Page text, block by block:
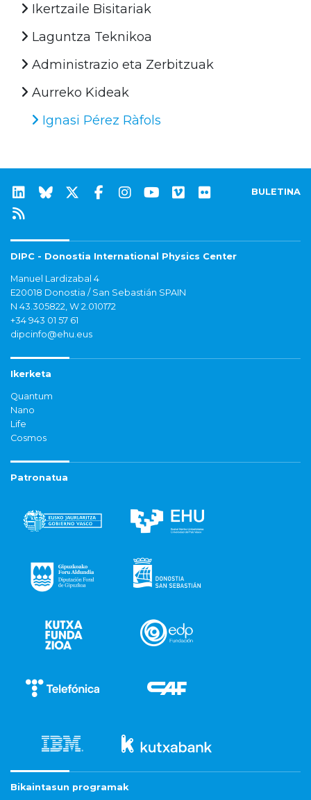
Ikertzaile Bisitariak
Laguntza Teknikoa
Administrazio eta Zerbitzuak
Aurreko Kideak
Ignasi Pérez Ràfols
BULETINA
DIPC - Donostia International Physics Center
Manuel Lardizabal 4
E20018 Donostia / San Sebastián SPAIN
N 43.305822, W 2.010172
+34 943 01 57 61
dipcinfo@ehu.eus
Ikerketa
Quantum
Nano
Life
Cosmos
Patronatua
Bikaintasun programak